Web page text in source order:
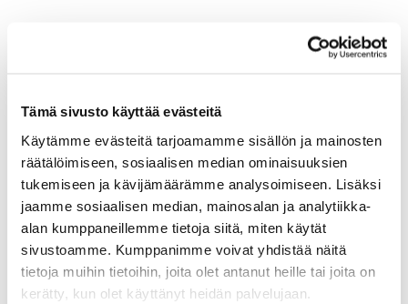
Tämä sivusto käyttää evästeitä
Käytämme evästeitä tarjoamamme sisällön ja mainosten
räätälöimiseen, sosiaalisen median ominaisuuksien
tukemiseen ja kävijämäärämme analysoimiseen. Lisäksi
jaamme sosiaalisen median, mainosalan ja analytiikka-
alan kumppaneillemme tietoja siitä, miten käytät
sivustoamme. Kumppanimme voivat yhdistää näitä
tietoja muihin tietoihin, joita olet antanut heille tai joita on
kerätty, kun olet käyttänyt heidän palvelujaan.